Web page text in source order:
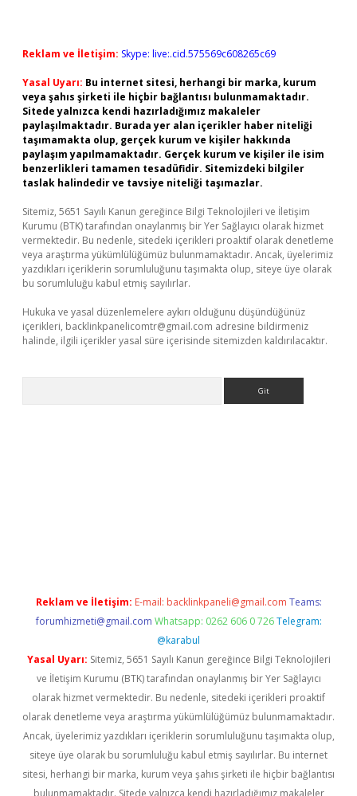
Reklam ve İletişim: Skype: live:.cid.575569c608265c69
Yasal Uyarı: Bu internet sitesi, herhangi bir marka, kurum
veya şahıs şirketi ile hiçbir bağlantısı bulunmamaktadır.
Sitede yalnızca kendi hazırladığımız makaleler
paylaşılmaktadır. Burada yer alan içerikler haber niteliği
taşımamakta olup, gerçek kurum ve kişiler hakkında
paylaşım yapılmamaktadır. Gerçek kurum ve kişiler ile isim
benzerlikleri tamamen tesadüfidir. Sitemizdeki bilgiler
taslak halindedir ve tavsiye niteliği taşımazlar.
Sitemiz, 5651 Sayılı Kanun gereğince Bilgi Teknolojileri ve İletişim
Kurumu (BTK) tarafından onaylanmış bir Yer Sağlayıcı olarak hizmet
vermektedir. Bu nedenle, sitedeki içerikleri proaktif olarak denetleme
veya araştırma yükümlülüğümüz bulunmamaktadır. Ancak, üyelerimiz
yazdıkları içeriklerin sorumluluğunu taşımakta olup, siteye üye olarak
bu sorumluluğu kabul etmiş sayılırlar.
Hukuka ve yasal düzenlemelere aykırı olduğunu düşündüğünüz
içerikleri, backlinkpanelicomtr@gmail.com adresine bildirmeniz
halinde, ilgili içerikler yasal süre içerisinde sitemizden kaldırılacaktır.
Reklam ve İletişim: E-mail: backlinkpaneli@gmail.com Teams:
forumhizmeti@gmail.com Whatsapp: 0262 606 0 726 Telegram:
@karabul
Yasal Uyarı: Sitemiz, 5651 Sayılı Kanun gereğince Bilgi Teknolojileri
ve İletişim Kurumu (BTK) tarafından onaylanmış bir Yer Sağlayıcı
olarak hizmet vermektedir. Bu nedenle, sitedeki içerikleri proaktif
olarak denetleme veya araştırma yükümlülüğümüz bulunmamaktadır.
Ancak, üyelerimiz yazdıkları içeriklerin sorumluluğunu taşımakta olup,
siteye üye olarak bu sorumluluğu kabul etmiş sayılırlar. Bu internet
sitesi, herhangi bir marka, kurum veya şahıs şirketi ile hiçbir bağlantısı
bulunmamaktadır. Sitede yalnızca kendi hazırladığımız makaleler